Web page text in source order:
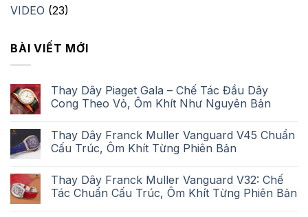
VIDEO (23)
BÀI VIẾT MỚI
Thay Dây Piaget Gala – Chế Tác Đầu Dây
Cong Theo Vỏ, Ôm Khít Như Nguyên Bản
Thay Dây Franck Muller Vanguard V45 Chuẩn
Cấu Trúc, Ôm Khít Từng Phiên Bản
Thay Dây Franck Muller Vanguard V32: Chế
Tác Chuẩn Cấu Trúc, Ôm Khít Từng Phiên Bản